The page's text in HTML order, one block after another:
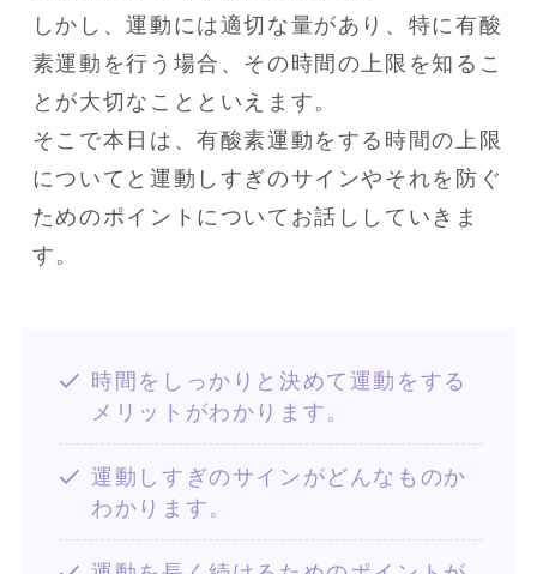
しかし、運動には適切な量があり、特に有酸
素運動を行う場合、その時間の上限を知るこ
とが大切なことといえます。
そこで本日は、有酸素運動をする時間の上限
についてと運動しすぎのサインやそれを防ぐ
ためのポイントについてお話ししていきま
す。
時間をしっかりと決めて運動をする
メリットがわかります。
運動しすぎのサインがどんなものか
わかります。